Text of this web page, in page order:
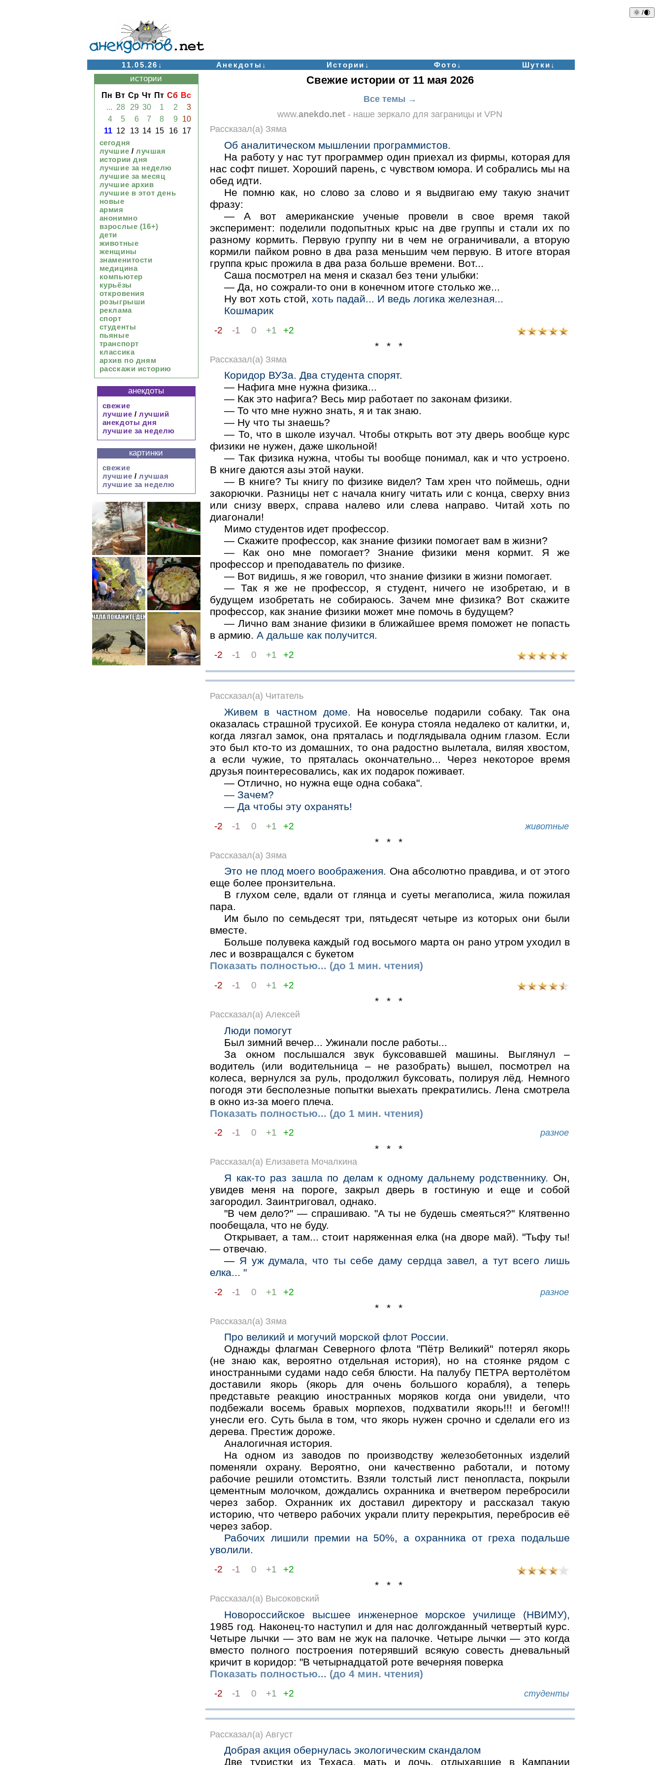
🌞 /🌒
11.05.26↓ Анекдоты↓ Истории↓ Фото↓ Шутки↓
Свежие истории от 11 мая 2026
Все темы →
www.anekdo.net - наше зеркало для заграницы и VPN
Рассказал(а) Зяма
Об аналитическом мышлении программистов.
На работу у нас тут программер один приехал из фирмы, которая для
нас софт пишет. Хороший парень, с чувством юмора. И собрались мы на
обед идти.
Не помню как, но слово за слово и я выдвигаю ему такую значит
фразу:
— А вот американские ученые провели в свое время такой
эксперимент: поделили подопытных крыс на две группы и стали их по
разному кормить. Первую группу ни в чем не ограничивали, а вторую
кормили пайком ровно в два раза меньшим чем первую. В итоге вторая
группа крыс прожила в два раза больше времени. Вот...
Саша посмотрел на меня и сказал без тени улыбки:
— Да, но сожрали-то они в конечном итоге столько же...
Ну вот хоть стой,хоть падай... И ведь логика железная...
Кошмарик
-2 -1 0 +1 +2
* * *
Рассказал(а) Зяма
Коридор ВУЗа. Два студента спорят.
— Нафига мне нужна физика...
— Как это нафига? Весь мир работает по законам физики.
— То что мне нужно знать, я и так знаю.
— Ну что ты знаешь?
— То, что в школе изучал. Чтобы открыть вот эту дверь вообще курс
физики не нужен, даже школьной!
— Так физика нужна, чтобы ты вообще понимал, как и что устроено.
В книге даются азы этой науки.
— В книге? Ты книгу по физике видел? Там хрен что поймешь, одни
закорючки. Разницы нет с начала книгу читать или с конца, сверху вниз
или снизу вверх, справа налево или слева направо. Читай хоть по
диагонали!
Мимо студентов идет профессор.
— Скажите профессор, как знание физики помогает вам в жизни?
— Как оно мне помогает? Знание физики меня кормит. Я же
профессор и преподаватель по физике.
— Вот видишь, я же говорил, что знание физики в жизни помогает.
— Так я же не профессор, я студент, ничего не изобретаю, и в
будущем изобретать не собираюсь. Зачем мне физика? Вот скажите
профессор, как знание физики может мне помочь в будущем?
— Лично вам знание физики в ближайшее время поможет не попасть
в армию.А дальше как получится.
-2 -1 0 +1 +2
Рассказал(а) Читатель
Живем в частном доме. На новоселье подарили собаку. Так она
оказалась страшной трусихой. Ее конура стояла недалеко от калитки, и,
когда лязгал замок, она пряталась и подглядывала одним глазом. Если
это был кто-то из домашних, то она радостно вылетала, виляя хвостом,
а если чужие, то пряталась окончательно... Через некоторое время
друзья поинтересовались, как их подарок поживает.
— Отлично, но нужна еще одна собака".
— Зачем?
— Да чтобы эту охранять!
-2 -1 0 +1 +2 животные
* * *
Рассказал(а) Зяма
Это не плод моего воображения. Она абсолютно правдива, и от этого
еще более пронзительна.
В глухом селе, вдали от глянца и суеты мегаполиса, жила пожилая
пара.
Им было по семьдесят три, пятьдесят четыре из которых они были
вместе.
Больше полувека каждый год восьмого марта он рано утром уходил в
лес и возвращался с букетом
Показать полностью... (до 1 мин. чтения)
-2 -1 0 +1 +2
* * *
Рассказал(а) Алексей
Люди помогут
Был зимний вечер... Ужинали после работы...
За окном послышался звук буксовавшей машины. Выглянул –
водитель (или водительница – не разобрать) вышел, посмотрел на
колеса, вернулся за руль, продолжил буксовать, полируя лёд. Немного
погодя эти бесполезные попытки выехать прекратились. Лена смотрела
в окно из-за моего плеча.
Показать полностью... (до 1 мин. чтения)
-2 -1 0 +1 +2 разное
* * *
Рассказал(а) Елизавета Мочалкина
Я как-то раз зашла по делам к одному дальнему родственнику. Он,
увидев меня на пороге, закрыл дверь в гостиную и еще и собой
загородил. Заинтриговал, однако.
"В чем дело?" — спрашиваю. "А ты не будешь смеяться?" Клятвенно
пообещала, что не буду.
Открывает, а там... стоит наряженная елка (на дворе май). "Тьфу ты!
— отвечаю.
— Я уж думала, что ты себе даму сердца завел, а тут всего лишь
елка... "
-2 -1 0 +1 +2 разное
* * *
Рассказал(а) Зяма
Про великий и могучий морской флот России.
Однажды флагман Северного флота "Пётр Великий" потерял якорь
(не знаю как, вероятно отдельная история), но на стоянке рядом с
иностранными судами надо себя блюсти. На палубу ПЕТРА вертолётом
доставили якорь (якорь для очень большого корабля), а теперь
представьте реакцию иностранных моряков когда они увидели, что
подбежали восемь бравых морпехов, подхватили якорь!!! и бегом!!!
унесли его. Суть была в том, что якорь нужен срочно и сделали его из
дерева. Престиж дороже.
Аналогичная история.
На одном из заводов по производству железобетонных изделий
поменяли охрану. Вероятно, они качественно работали, и потому
рабочие решили отомстить. Взяли толстый лист пенопласта, покрыли
цементным молочком, дождались охранника и вчетвером перебросили
через забор. Охранник их доставил директору и рассказал такую
историю, что четверо рабочих украли плиту перекрытия, перебросив её
через забор.
Рабочих лишили премии на 50%, а охранника от греха подальше
уволили.
-2 -1 0 +1 +2
* * *
Рассказал(а) Высоковский
Новороссийское высшее инженерное морское училище (НВИМУ),
1985 год. Наконец-то наступил и для нас долгожданный четвертый курс.
Четыре лычки — это вам не жук на палочке. Четыре лычки — это когда
вместо полного построения потерявший всякую совесть дневальный
кричит в коридор: "В четырнадцатой роте вечерняя поверка
Показать полностью... (до 4 мин. чтения)
-2 -1 0 +1 +2 студенты
Рассказал(а) Август
Добрая акция обернулась экологическим скандалом
Две туристки из Техаса, мать и дочь, отдыхавшие в Кампании
истории
Пн Вт Ср Чт Пт Сб Вс
... 28 29 30 1 2
3
4
5 6 7 8 9
10
11 12 13 14 15 16
17
сегодня
лучшие / лучшая
истории дня
лучшие за неделю
лучшие за месяц
лучшие архив
лучшие в этот день
новые
армия
анонимно
взрослые (16+)
дети
животные
женщины
знаменитости
медицина
компьютер
курьёзы
откровения
розыгрыши
реклама
спорт
студенты
пьяные
транспорт
классика
архив по дням
расскажи историю
анекдоты
свежие
лучшие / лучший
анекдоты дня
лучшие за неделю
картинки
свежие
лучшие / лучшая
лучшие за неделю